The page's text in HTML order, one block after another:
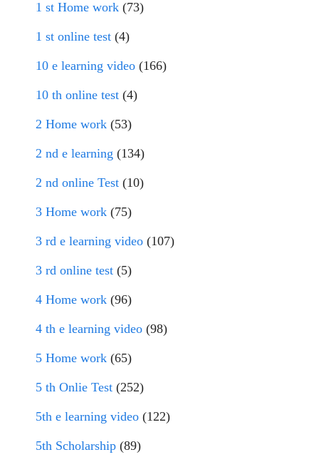
1 st Home work (73)
1 st online test (4)
10 e learning video (166)
10 th online test (4)
2 Home work (53)
2 nd e learning (134)
2 nd online Test (10)
3 Home work (75)
3 rd e learning video (107)
3 rd online test (5)
4 Home work (96)
4 th e learning video (98)
5 Home work (65)
5 th Onlie Test (252)
5th e learning video (122)
5th Scholarship (89)